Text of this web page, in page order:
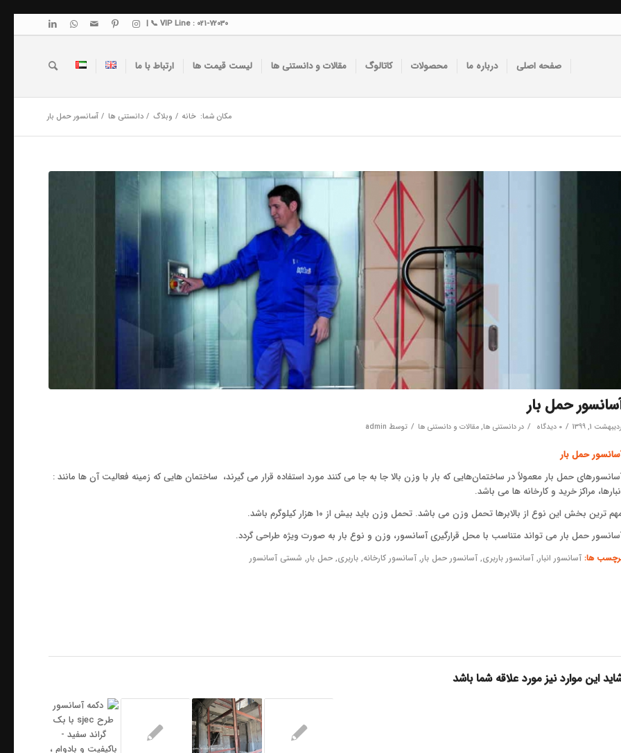
VIP Line : 021-72030 📞 |
صفحه اصلی درباره ما محصولات کاتالوگ مقالات و دانستنی ها لیست قیمت ها ارتباط با ما
مکان شما: خانه / وبلاگ / دانستنی ها / آسانسور حمل بار
حمل بار
1, 1399
/ ۰ دیدگاه / دردانستنی ها,مقالات و دانستنی ها / توسط admin
حمل بار
حمل بار معمولاً در ساختمان‌هایی که بار با وزن بالا جا به جا می کنند مورد استفاده قرار می گیرند، ساختمان هایی که زمینه فعالیت آن ها مانند :
مراکز خرید و کارخانه ها می باشد.
ترین بخش این نوع از بالابرها تحمل وزن می باشد. تحمل وزن باید بیش از ۱۰ هزار کیلوگرم باشد.
حمل بار می تواند متناسب با محل قرارگیری آسانسور، وزن و نوع بار به صورت ویژه طراحی گردد.
ها: آسانسور انبار,آسانسور باربری,آسانسور حمل بار,آسانسور کارخانه,باربری,حمل بار, شستی آسانسور
این موارد نیز مورد علاقه شما باشد